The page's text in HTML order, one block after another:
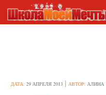
ДАТА:29 АПРЕЛЯ 2013 АВТОР:АЛИНА